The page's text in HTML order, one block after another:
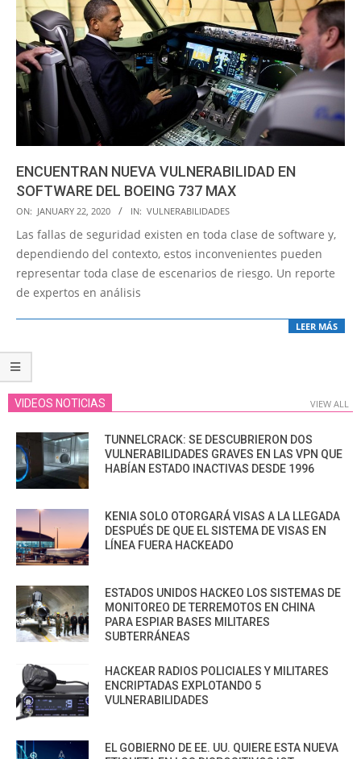
ENCUENTRAN NUEVA VULNERABILIDAD EN
SOFTWARE DEL BOEING 737 MAX
2020-
01-
22
ON: JANUARY 22, 2020 IN: VULNERABILIDADES
Las fallas de seguridad existen en toda clase de software y,
dependiendo del contexto, estos inconvenientes pueden
representar toda clase de escenarios de riesgo. Un reporte
de expertos en análisis
LEER MÁS
VIDEOS NOTICIAS VIEW ALL
TUNNELCRACK: SE DESCUBRIERON DOS
VULNERABILIDADES GRAVES EN LAS VPN QUE
HABÍAN ESTADO INACTIVAS DESDE 1996
KENIA SOLO OTORGARÁ VISAS A LA LLEGADA
DESPUÉS DE QUE EL SISTEMA DE VISAS EN
LÍNEA FUERA HACKEADO
ESTADOS UNIDOS HACKEO LOS SISTEMAS DE
MONITOREO DE TERREMOTOS EN CHINA
PARA ESPIAR BASES MILITARES
SUBTERRÁNEAS
HACKEAR RADIOS POLICIALES Y MILITARES
ENCRIPTADAS EXPLOTANDO 5
VULNERABILIDADES
EL GOBIERNO DE EE. UU. QUIERE ESTA NUEVA